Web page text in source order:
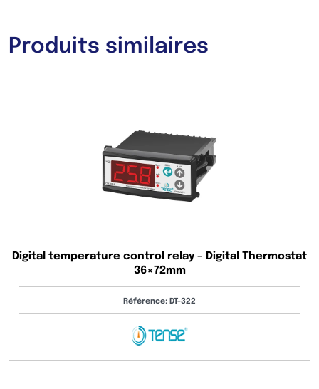
Produits similaires
Digital temperature control relay – Digital Thermostat
36×72mm
Référence: DT-322